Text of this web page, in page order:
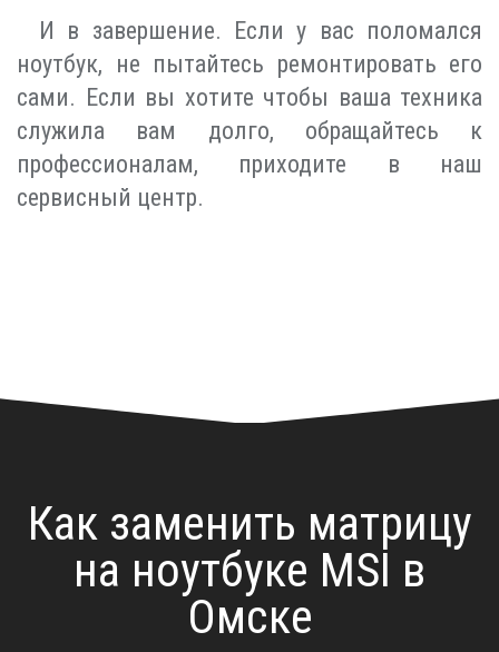
И в завершение. Если у вас поломался
ноутбук, не пытайтесь ремонтировать его
сами. Если вы хотите чтобы ваша техника
служила вам долго, обращайтесь к
профессионалам, приходите в наш
сервисный центр.
Как заменить матрицу
на ноутбуке MSI в
Омске